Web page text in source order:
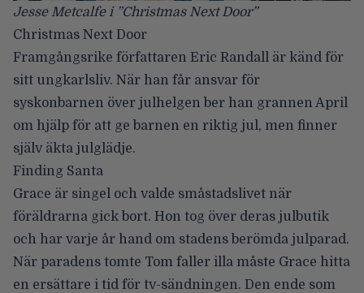
Jesse Metcalfe i ”Christmas Next Door”
Christmas Next Door
Framgångsrike författaren Eric Randall är känd för
sitt ungkarlsliv. När han får ansvar för
syskonbarnen över julhelgen ber han grannen April
om hjälp för att ge barnen en riktig jul, men finner
själv äkta julglädje.
Finding Santa
Grace är singel och valde småstadslivet när
föräldrarna gick bort. Hon tog över deras julbutik
och har varje år hand om stadens berömda julparad.
När paradens tomte Tom faller illa måste Grace hitta
en ersättare i tid för tv-sändningen. Den ende som